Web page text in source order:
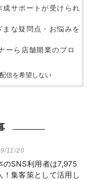
サポートが受けられ
な疑問点・お悩みを
ーら店舗開業のプロ
信を希望しない
11/20
のSNS利用者は7,975
！集客策として活用し